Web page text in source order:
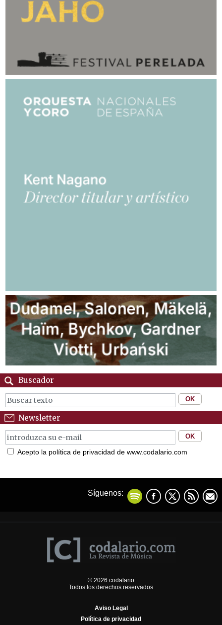
Buscador
Newsletter
Acepto la política de privacidad de www.codalario.com
Síguenos:
© 2026 codalario
Todos los derechos reservados
Aviso Legal
Política de privacidad